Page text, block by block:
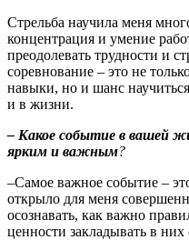
Стрельба научила меня
концентрация и умение
преодолевать трудности и
соревнование – это не
навыки, но и шанс
и в жизни.
– Какое событие в вашей
ярким и важным?
–Самое важное событие –
открыло для меня
осознавать, как важно
ценности закладывать в них